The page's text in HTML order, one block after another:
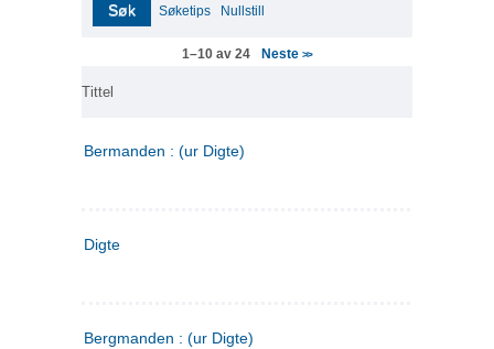
Søk Søketips Nullstill
1–10 av 24 Neste>>
Tittel
Bermanden : (ur Digte)
Digte
Bergmanden : (ur Digte)